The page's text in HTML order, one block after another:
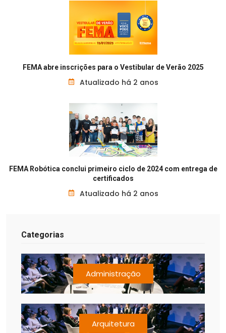
FEMA abre inscrições para o Vestibular de Verão 2025
Atualizado há 2 anos
FEMA Robótica conclui primeiro ciclo de 2024 com entrega de
certificados
Atualizado há 2 anos
Categorias
Administração
Arquitetura